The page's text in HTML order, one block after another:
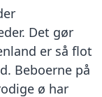
Det gør
er så flot
Beboerne på
ø har